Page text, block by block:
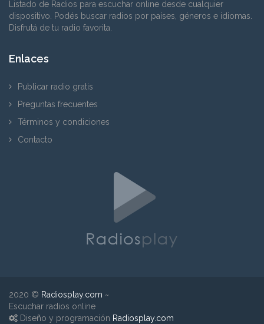
Listado de Radios para escuchar online desde cualquier
dispositivo. Podés buscar radios por países, géneros e idiomas.
Disfrutá de tu radio favorita.
Enlaces
Publicar radio gratis
Preguntas frecuentes
Términos y condiciones
Contacto
2020 © Radiosplay.com ~
Escuchar radios online
Diseño y programación Radiosplay.com